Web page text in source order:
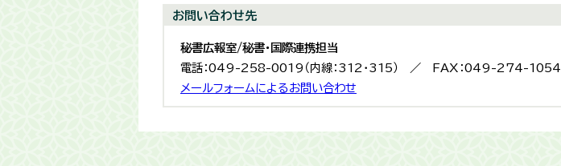
お問い合わせ先
秘書広報室/秘書・国際連携担当
電話：049-258-0019（内線：312・315） ／ FAX：049-274-1054
メールフォームによるお問い合わせ